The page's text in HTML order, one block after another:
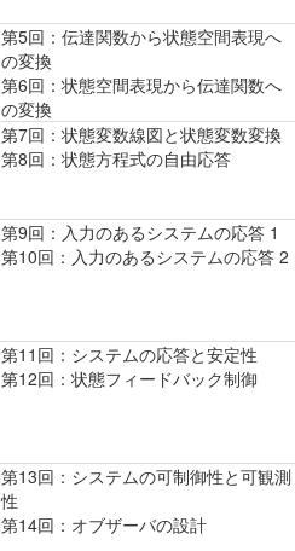
第5回：伝達関数から状態空間表現へ
の変換
第6回：状態空間表現から伝達関数へ
の変換
第7回：状態変数線図と状態変数変換
第8回：状態方程式の自由応答
第9回：入力のあるシステムの応答 1
第10回：入力のあるシステムの応答 2
第11回：システムの応答と安定性
第12回：状態フィードバック制御
第13回：システムの可制御性と可観測
性
第14回：オブザーバの設計